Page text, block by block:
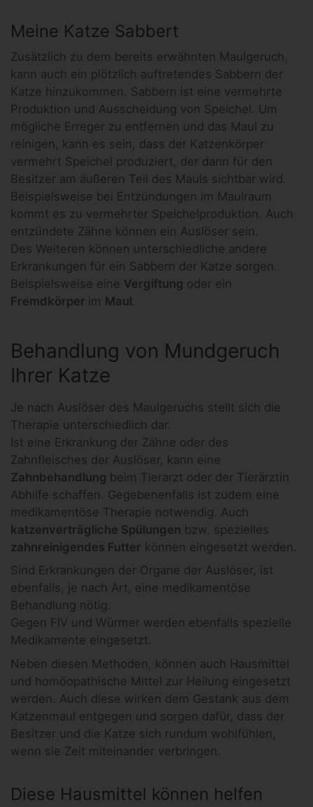
Meine Katze Sabbert
Zusätzlich zu dem bereits erwähnten Maulgeruch,
kann auch ein plötzlich auftretendes Sabbern der
Katze hinzukommen. Sabbern ist eine vermehrte
Produktion und Ausscheidung von Speichel. Um
mögliche Erreger zu entfernen und das Maul zu
reinigen, kann es sein, dass der Katzenkörper
vermehrt Speichel produziert, der dann für den
Besitzer am äußeren Teil des Mauls sichtbar wird.
Beispielsweise bei Entzündungen im Maulraum
kommt es zu vermehrter Speichelproduktion. Auch
entzündete Zähne können ein Auslöser sein.
Des Weiteren können unterschiedliche andere
Erkrankungen für ein Sabbern der Katze sorgen.
Beispielsweise eine Vergiftung oder ein
Fremdkörper im Maul .
Behandlung von Mundgeruch
Ihrer Katze
Je nach Auslöser des Maulgeruchs stellt sich die
Therapie unterschiedlich dar.
Ist eine Erkrankung der Zähne oder des
Zahnfleisches der Auslöser, kann eine
Zahnbehandlung beim Tierarzt oder der Tierärztin
Abhilfe schaffen. Gegebenenfalls ist zudem eine
medikamentöse Therapie notwendig. Auch
katzenverträgliche Spülungen bzw. spezielles
zahnreinigendes Futter können eingesetzt werden.
Sind Erkrankungen der Organe der Auslöser, ist
ebenfalls, je nach Art, eine medikamentöse
Behandlung nötig.
Gegen FIV und Würmer werden ebenfalls spezielle
Medikamente eingesetzt.
Neben diesen Methoden, können auch Hausmittel
und homöopathische Mittel zur Heilung eingesetzt
werden. Auch diese wirken dem Gestank aus dem
Katzenmaul entgegen und sorgen dafür, dass der
Besitzer und die Katze sich rundum wohlfühlen,
wenn sie Zeit miteinander verbringen.
Diese Hausmittel können helfen